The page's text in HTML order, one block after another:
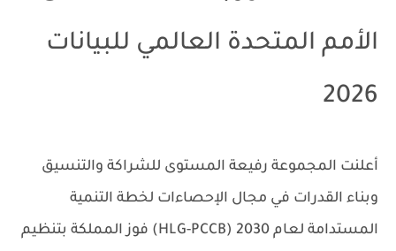
الأمم المتحدة العالمي للبيانات
2026
أعلنت المجموعة رفيعة المستوى للشراكة والتنسيق
وبناء القدرات في مجال الإحصاءات لخطة التنمية
المستدامة لعام 2030 (HLG-PCCB) فوز المملكة بتنظيم